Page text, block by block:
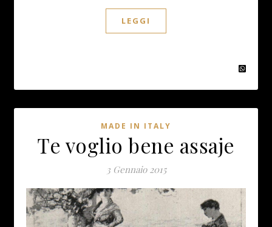
LEGGI
MADE IN ITALY
Te voglio bene assaje
3 Gennaio 2015